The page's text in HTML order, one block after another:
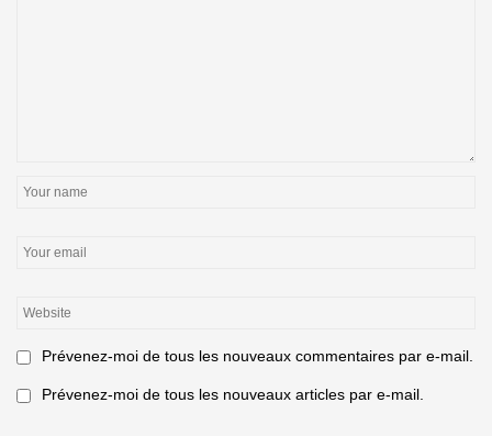
Prévenez-moi de tous les nouveaux commentaires par e-mail.
Prévenez-moi de tous les nouveaux articles par e-mail.